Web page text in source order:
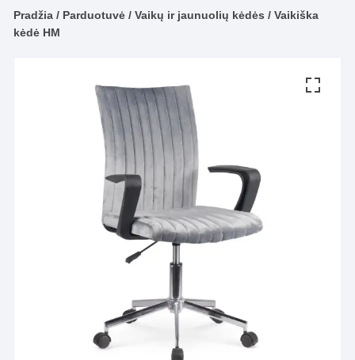
Pradžia / Parduotuvė /Vaikų ir jaunuolių kėdės / Vaikiška
kėdė HM